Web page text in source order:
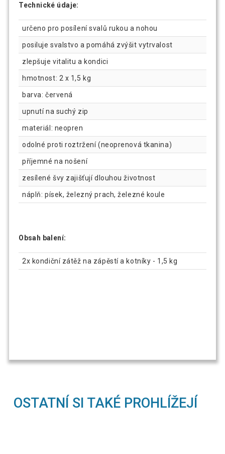
Technické údaje:
určeno pro posílení svalů rukou a nohou
posiluje svalstvo a pomáhá zvýšit vytrvalost
zlepšuje vitalitu a kondici
hmotnost: 2 x 1,5 kg
barva: červená
upnutí na suchý zip
materiál: neopren
odolné proti roztržení (neoprenová tkanina)
příjemné na nošení
zesílené švy zajišťují dlouhou životnost
náplň: písek, železný prach, železné koule
Obsah balení:
2x kondiční zátěž na zápěstí a kotníky - 1,5 kg
OSTATNÍ SI TAKÉ PROHLÍŽEJÍ